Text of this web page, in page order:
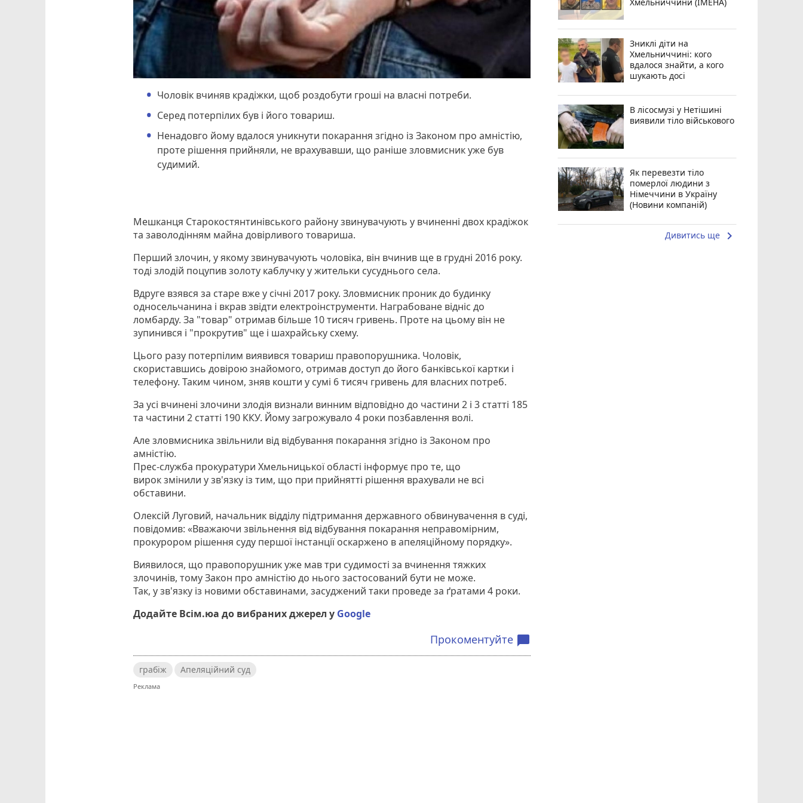
Чоловік вчиняв крадіжки, щоб роздобути гроші на власні потреби.
Серед потерпілих був і його товариш.
Ненадовго йому вдалося уникнути покарання згідно із Законом про амністію,
проте рішення прийняли, не врахувавши, що раніше зловмисник уже був
судимий.
Мешканця Старокостянтинівського району звинувачують у вчиненні двох крадіжок
та заволодінням майна довірливого товариша.
Перший злочин, у якому звинувачують чоловіка, він вчинив ще в грудні 2016 року.
тоді злодій поцупив золоту каблучку у жительки сусуднього села.
Вдруге взявся за старе вже у січні 2017 року. Зловмисник проник до будинку
односельчанина і вкрав звідти електроінструменти. Награбоване відніс до
ломбарду. За "товар" отримав більше 10 тисяч гривень. Проте на цьому він не
зупинився і "прокрутив" ще і шахрайську схему.
Цього разу потерпілим виявився товариш правопорушника. Чоловік,
скориставшись довірою знайомого, отримав доступ до його банківської картки і
телефону. Таким чином, зняв кошти у сумі 6 тисяч гривень для власних потреб.
За усі вчинені злочини злодія визнали винним відповідно до частини 2 і 3 статті 185
та частини 2 статті 190 ККУ. Йому загрожувало 4 роки позбавлення волі.
Але зловмисника звільнили від відбування покарання згідно із Законом про
амністію.
Прес-служба прокуратури Хмельницької області інформує про те, що
вирок змінили у зв'язку із тим, що при прийнятті рішення врахували не всі
обставини.
Олексій Луговий, начальник відділу підтримання державного обвинувачення в суді,
повідомив: «Вважаючи звільнення від відбування покарання неправомірним,
прокурором рішення суду першої інстанції оскаржено в апеляційному порядку».
Виявилося, що правопорушник уже мав три судимості за вчинення тяжких
злочинів, тому Закон про амністію до нього застосований бути не може.
Так, у зв'язку із новими обставинами, засуджений таки проведе за ґратами 4 роки.
Додайте Всім.юа до вибраних джерел у Google
Прокоментуйте chat_bubble
грабіж Апеляційний суд
Зниклі діти на
Хмельниччині: кого
вдалося знайти, а кого
шукають досі
В лісосмузі у Нетішині
виявили тіло військового
Як перевезти тіло
померлої людини з
Німеччини в Україну
(Новини компаній)
Дивитись ще keyboard_arrow_right